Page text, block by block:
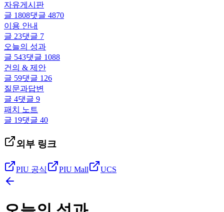
자유게시판
글 1808댓글 4870
이용 안내
글 23댓글 7
오늘의 성과
글 543댓글 1088
건의 & 제안
글 59댓글 126
질문과답변
글 4댓글 9
패치 노트
글 19댓글 40
외부 링크
PIU 공식 PIU Mall UCS